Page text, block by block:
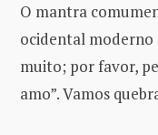
O mantra
ocidental moderno
muito; por favor,
amo”. Vamos